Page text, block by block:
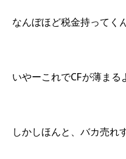
なんぼほど税金持ってく
いやーこれでCFが薄まる
しかしほんと、バカ売れ